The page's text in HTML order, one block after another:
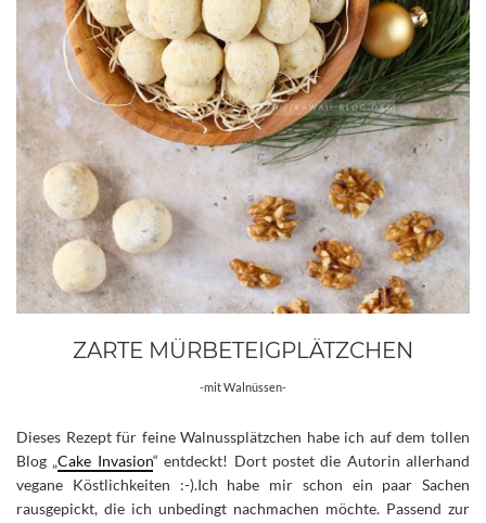
ZARTE MÜRBETEIGPLÄTZCHEN
-mit Walnüssen-
Dieses Rezept für feine Walnussplätzchen habe ich auf dem tollen
Blog „Cake Invasion“ entdeckt! Dort postet die Autorin allerhand
vegane Köstlichkeiten :-).Ich habe mir schon ein paar Sachen
rausgepickt, die ich unbedingt nachmachen möchte. Passend zur